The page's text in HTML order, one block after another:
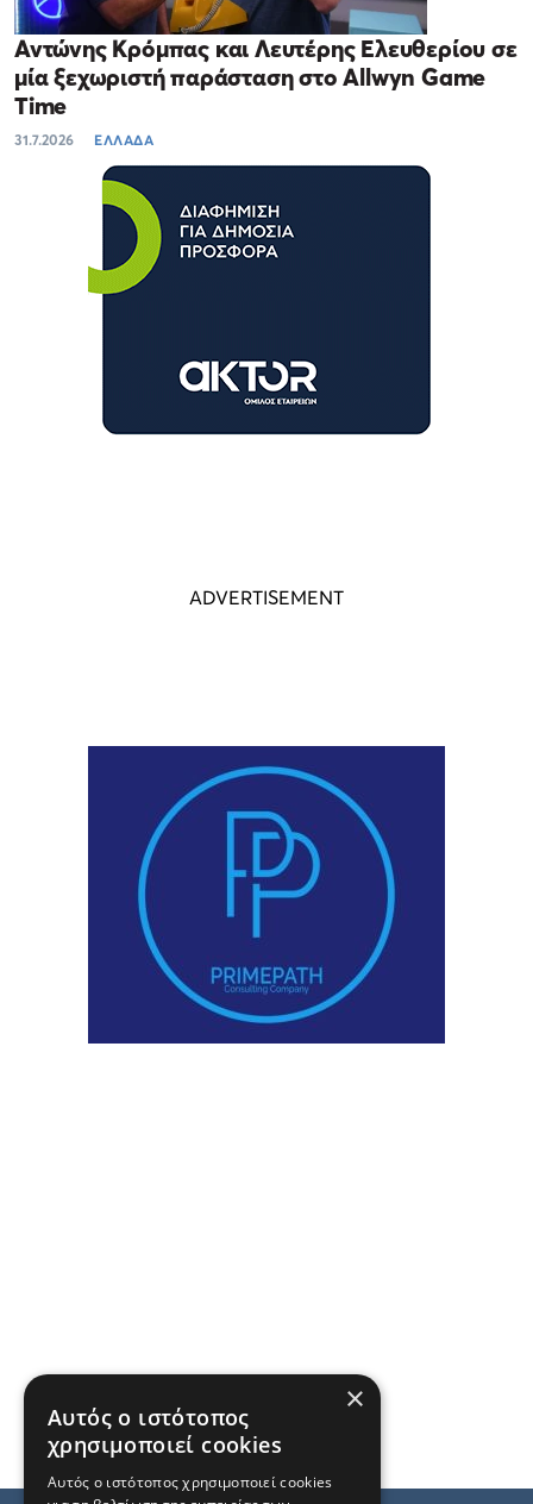
Αντώνης Κρόμπας και Λευτέρης Ελευθερίου σε
μία ξεχωριστή παράσταση στο Allwyn Game
Time
31.7.2026 ΕΛΛΑΔΑ
×
Αυτός ο ιστότοπος
χρησιμοποιεί cookies
Αυτός ο ιστότοπος χρησιμοποιεί cookies